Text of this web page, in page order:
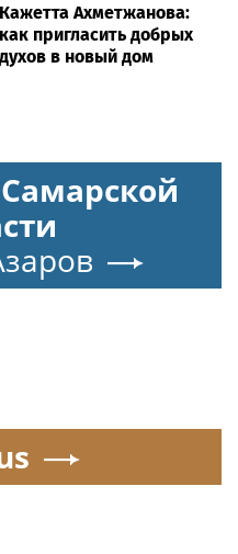
Кажетта Ахметжанова:
как пригласить добрых
духов в новый дом